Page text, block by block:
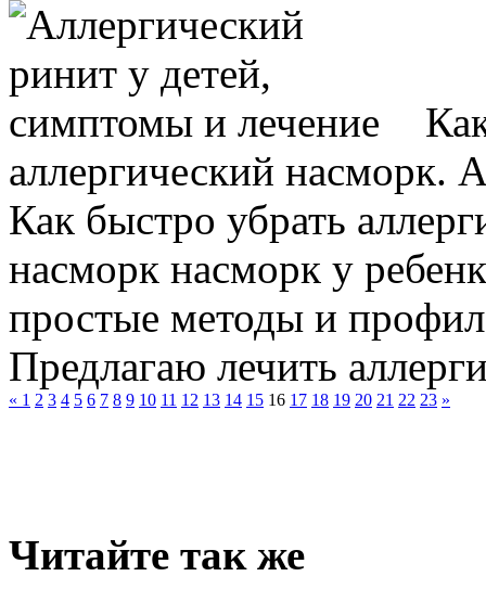
аллергический насморк.
Как быстро убрать
насморк насморк у
простые методы и
Предлагаю лечить
« 1 2 3 4 5 6 7 8 9 10 11 12 13 14 15 16 17 18 19 20 21 22 23 »
Читайте так же